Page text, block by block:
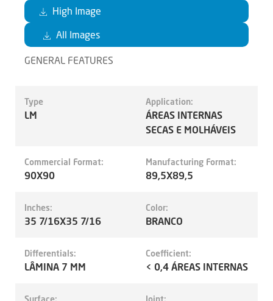
High Image
All Images
GENERAL FEATURES
Type
LM
Application:
ÁREAS INTERNAS
SECAS E MOLHÁVEIS
Commercial Format:
90X90
Manufacturing Format:
89,5X89,5
Inches:
35 7/16X35 7/16
Color:
BRANCO
Differentials:
LÂMINA 7 MM
Coefficient:
< 0,4 ÁREAS INTERNAS